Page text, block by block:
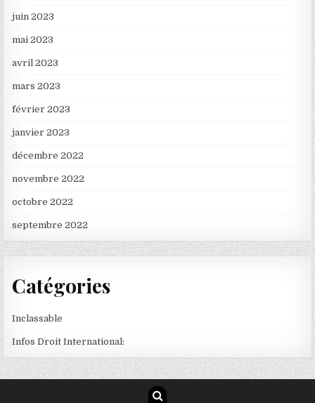
juin 2023
mai 2023
avril 2023
mars 2023
février 2023
janvier 2023
décembre 2022
novembre 2022
octobre 2022
septembre 2022
Catégories
Inclassable
Infos Droit International: